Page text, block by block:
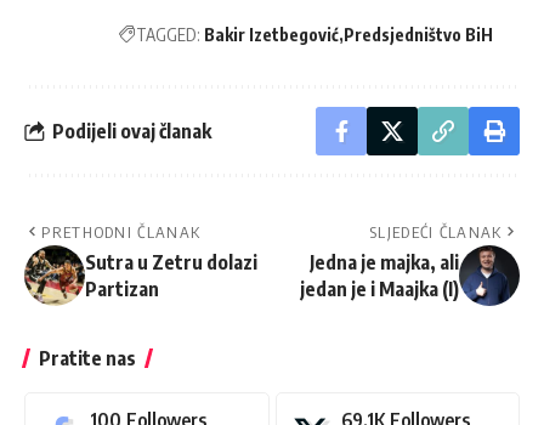
TAGGED: Bakir Izetbegović Predsjedništvo BiH
Podijeli ovaj članak
PRETHODNI ČLANAK
Sutra u Zetru dolazi
Partizan
SLJEDEĆI ČLANAK
Jedna je majka, ali
jedan je i Maajka (I)
Pratite nas